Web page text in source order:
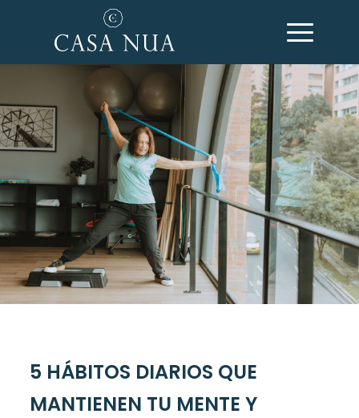
5 HÁBITOS DIARIOS QUE
MANTIENEN TU MENTE Y